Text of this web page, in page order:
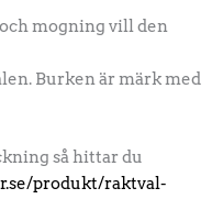
mogning vill den
Burken är märk med
så hittar du
produkt/raktval-